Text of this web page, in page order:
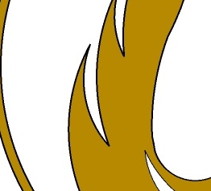
KEZDŐOLDAL
BEMUTATKOZÁS
OKTATÓINK
PARTNEREINK:
KÉPGALÉRIA